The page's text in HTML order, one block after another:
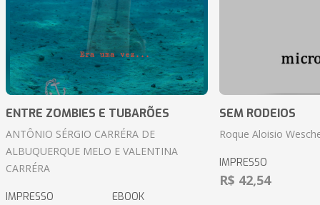
ENTRE ZOMBIES E TUBARÕES
ANTÔNIO SÉRGIO CARRÉRA DE
ALBUQUERQUE MELO E VALENTINA
CARRÉRA
IMPRESSO EBOOK
SEM RODEIOS
Roque Aloisio
IMPRESSO
R$ 42,54